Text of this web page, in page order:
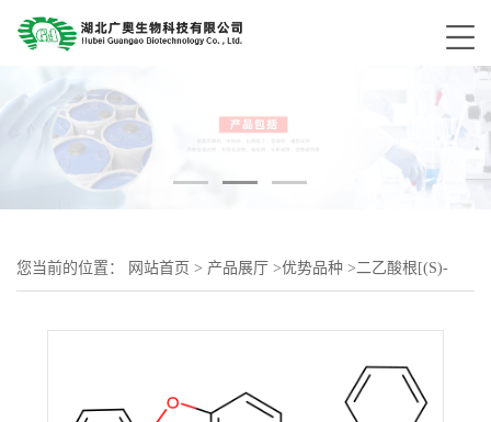
您当前的位置： 网站首页 > 产品展厅 >优势品种 > 二乙酸根[(S)-